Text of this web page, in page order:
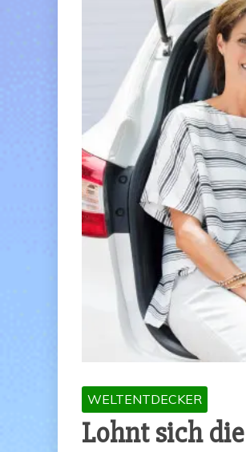
WELTENTDECKER
Lohnt sich